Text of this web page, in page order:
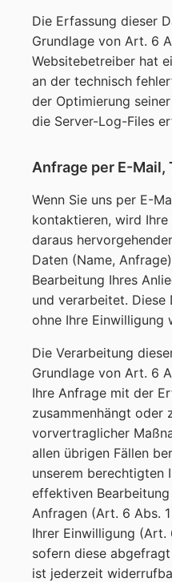
Die Erfassung dieser
Grundlage von Art. 6
Websitebetreiber hat
an der technisch
der Optimierung
die Server-Log-Files
Anfrage per E-
Wenn Sie uns per E-
kontaktieren, wird
daraus
Daten (Name,
Bearbeitung Ihres
und verarbeitet.
ohne Ihre Einwilligung
Die Verarbeitung
Grundlage von Art. 6
Ihre Anfrage mit der
zusammenhängt oder
vorvertraglicher
allen übrigen Fällen
unserem berechtigten
effektiven
Anfragen (Art. 6 Abs.
Ihrer Einwilligung (Art.
sofern diese
ist jederzeit